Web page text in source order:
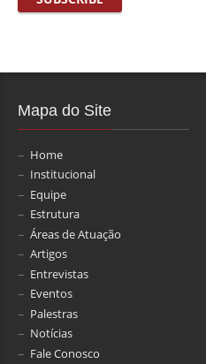
Mapa do Site
Home
Institucional
Equipe
Estrutura
Áreas de Atuação
Artigos
Entrevistas
Eventos
Palestras
Notícias
Fale Conosco